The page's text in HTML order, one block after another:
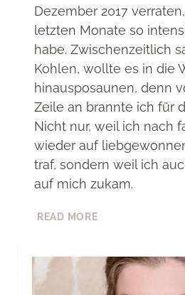
Dezember 2017
letzten Monate so
habe. Zwischenzeitlich
Kohlen, wollte es in die
hinausposaunen, denn
Zeile an brannte ich für
Nicht nur, weil ich nach
wieder auf
traf, sondern weil ich
auf mich zukam.
READ MORENEMESIS:
STURM
ALLE